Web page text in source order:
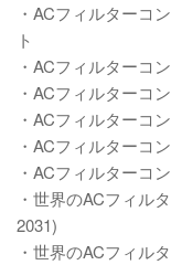
・ACフィルターコ
ト
・ACフィルターコ
・ACフィルターコ
・ACフィルターコ
・ACフィルターコ
・ACフィルターコ
・世界のACフィル
2031)
・世界のACフィル